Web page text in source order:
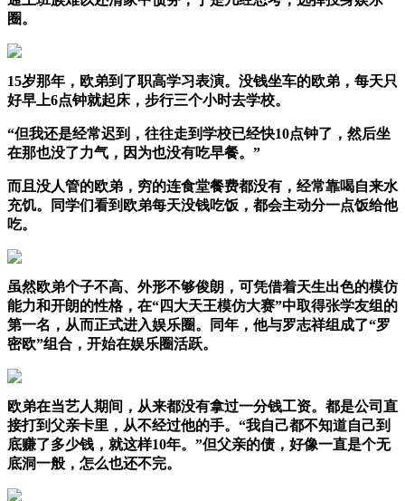
圈。
15岁那年，欧弟到了职高学习表演。没钱坐车的欧弟，每天只
好早上6点钟就起床，步行三个小时去学校。
“但我还是经常迟到，往往走到学校已经快10点钟了，然后坐
在那也没了力气，因为也没有吃早餐。”
而且没人管的欧弟，穷的连食堂餐费都没有，经常靠喝自来水
充饥。同学们看到欧弟每天没钱吃饭，都会主动分一点饭给他
吃。
虽然欧弟个子不高、外形不够俊朗，可凭借着天生出色的模仿
能力和开朗的性格，在“四大天王模仿大赛”中取得张学友组的
第一名，从而正式进入娱乐圈。同年，他与罗志祥组成了“罗
密欧”组合，开始在娱乐圈活跃。
欧弟在当艺人期间，从来都没有拿过一分钱工资。都是公司直
接打到父亲卡里，从不经过他的手。“我自己都不知道自己到
底赚了多少钱，就这样10年。”但父亲的债，好像一直是个无
底洞一般，怎么也还不完。